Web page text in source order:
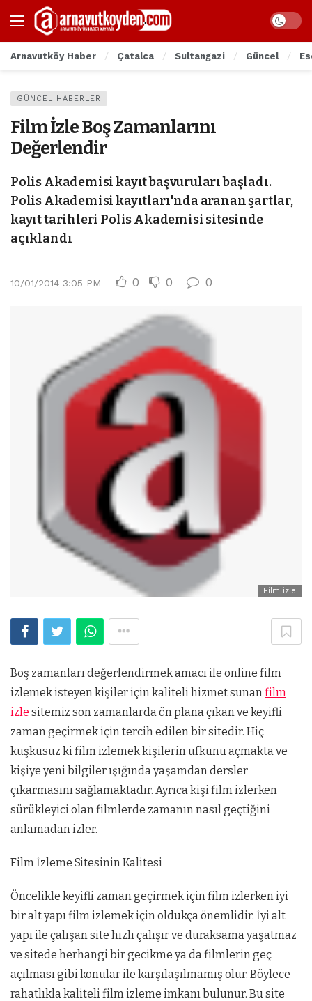
Arnavutköy Haber Çatalca Sultangazi Güncel
GÜNCEL HABERLER
Film İzle Boş Zamanlarını
Değerlendir
Polis Akademisi kayıt başvuruları başladı.
Polis Akademisi kayıtları'nda aranan şartlar,
kayıt tarihleri Polis Akademisi sitesinde
açıklandı
10/01/2014 3:05 PM 0 0 0
Film izle
Boş zamanları değerlendirmek amacı ile online film
izlemek isteyen kişiler için kaliteli hizmet sunanfilm
izle sitemiz son zamanlarda ön plana çıkan ve keyifli
zaman geçirmek için tercih edilen bir sitedir. Hiç
kuşkusuz ki film izlemek kişilerin ufkunu açmakta ve
kişiye yeni bilgiler ışığında yaşamdan dersler
çıkarmasını sağlamaktadır. Ayrıca kişi film izlerken
sürükleyici olan filmlerde zamanın nasıl geçtiğini
anlamadan izler.
Film İzleme Sitesinin Kalitesi
Öncelikle keyifli zaman geçirmek için film izlerken iyi
bir alt yapı film izlemek için oldukça önemlidir. İyi alt
yapı ile çalışan site hızlı çalışır ve duraksama yaşatmaz
ve sitede herhangi bir gecikme ya da filmlerin geç
açılması gibi konular ile karşılaşılmamış olur. Böylece
rahatlıkla kaliteli film izleme imkanı bulunur. Bu site